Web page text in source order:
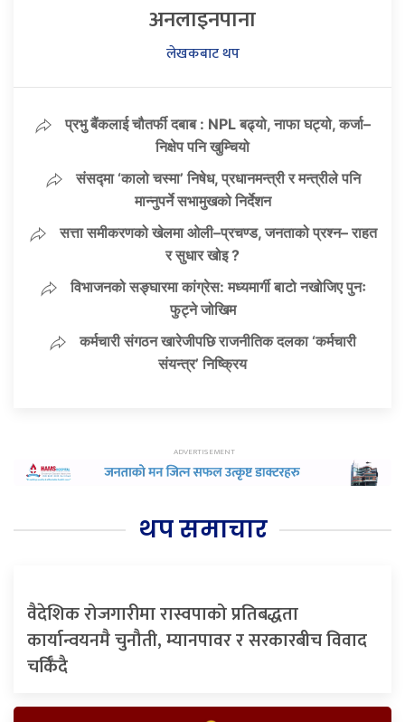
अनलाइनपाना
लेखकबाट थप
प्रभु बैंकलाई चौतर्फी दबाब : NPL बढ्यो, नाफा घट्यो, कर्जा–
निक्षेप पनि खुम्चियो
संसद्मा ‘कालो चस्मा’ निषेध, प्रधानमन्त्री र मन्त्रीले पनि
मान्नुपर्ने सभामुखको निर्देशन
सत्ता समीकरणको खेलमा ओली–प्रचण्ड, जनताको प्रश्न– राहत
र सुधार खोइ ?
विभाजनको सङ्घारमा कांग्रेस: मध्यमार्गी बाटो नखोजिए पुनः
फुट्ने जोखिम
कर्मचारी संगठन खारेजीपछि राजनीतिक दलका ‘कर्मचारी
संयन्त्र’ निष्क्रिय
थप समाचार
वैदेशिक रोजगारीमा रास्वपाको प्रतिबद्धता
कार्यान्वयनमै चुनौती, म्यानपावर र सरकारबीच विवाद
चर्किँदै